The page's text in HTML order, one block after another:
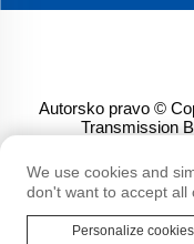
Autorsko pravo ©
Transmission
We use cookies and
don't want to accept all
Personalize cookies